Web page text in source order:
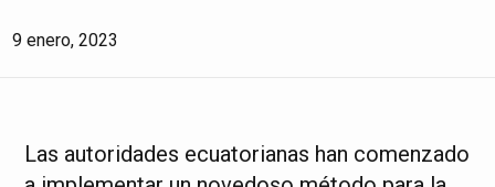
9 enero, 2023
Las autoridades ecuatorianas han comenzado